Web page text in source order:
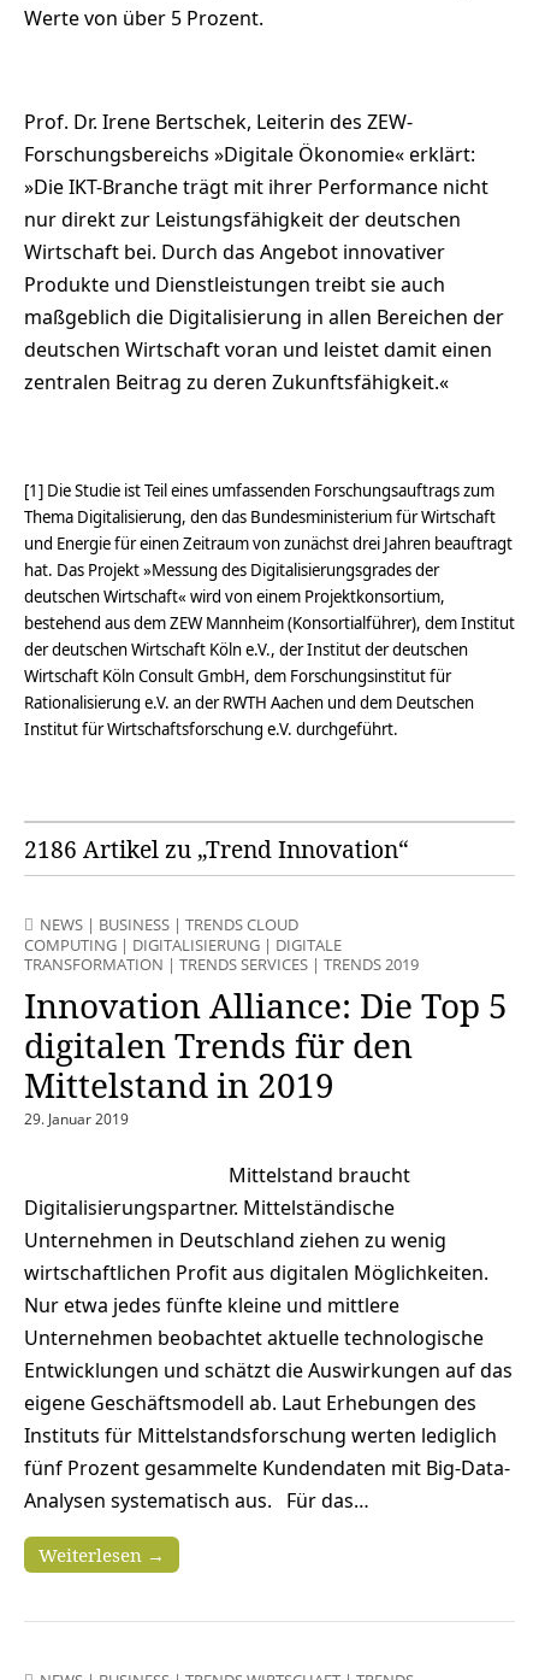
Werte von über 5 Prozent.
Prof. Dr. Irene Bertschek, Leiterin des ZEW-
Forschungsbereichs »Digitale Ökonomie« erklärt:
»Die IKT-Branche trägt mit ihrer Performance nicht
nur direkt zur Leistungsfähigkeit der deutschen
Wirtschaft bei. Durch das Angebot innovativer
Produkte und Dienstleistungen treibt sie auch
maßgeblich die Digitalisierung in allen Bereichen der
deutschen Wirtschaft voran und leistet damit einen
zentralen Beitrag zu deren Zukunftsfähigkeit.«
[1] Die Studie ist Teil eines umfassenden Forschungsauftrags zum
Thema Digitalisierung, den das Bundesministerium für Wirtschaft
und Energie für einen Zeitraum von zunächst drei Jahren beauftragt
hat. Das Projekt »Messung des Digitalisierungsgrades der
deutschen Wirtschaft« wird von einem Projektkonsortium,
bestehend aus dem ZEW Mannheim (Konsortialführer), dem Institut
der deutschen Wirtschaft Köln e.V., der Institut der deutschen
Wirtschaft Köln Consult GmbH, dem Forschungsinstitut für
Rationalisierung e.V. an der RWTH Aachen und dem Deutschen
Institut für Wirtschaftsforschung e.V. durchgeführt.
2186 Artikel zu „Trend Innovation“
NEWS | BUSINESS | TRENDS CLOUD
COMPUTING | DIGITALISIERUNG | DIGITALE
TRANSFORMATION | TRENDS SERVICES | TRENDS 2019
Innovation Alliance: Die Top 5
digitalen Trends für den
Mittelstand in 2019
29. Januar 2019
Mittelstand braucht
Digitalisierungspartner. Mittelständische
Unternehmen in Deutschland ziehen zu wenig
wirtschaftlichen Profit aus digitalen Möglichkeiten.
Nur etwa jedes fünfte kleine und mittlere
Unternehmen beobachtet aktuelle technologische
Entwicklungen und schätzt die Auswirkungen auf das
eigene Geschäftsmodell ab. Laut Erhebungen des
Instituts für Mittelstandsforschung werten lediglich
fünf Prozent gesammelte Kundendaten mit Big-Data-
Analysen systematisch aus. Für das…
Weiterlesen →